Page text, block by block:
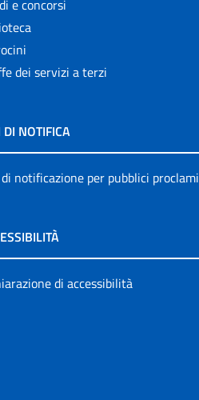
e concorsi
dei servizi a terzi
DI NOTIFICA
notificazione per pubblici proclami
di accessibilità